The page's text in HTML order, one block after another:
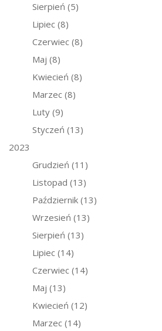
Sierpień (5)
Lipiec (8)
Czerwiec (8)
Maj (8)
Kwiecień (8)
Marzec (8)
Luty (9)
Styczeń (13)
2023
Grudzień (11)
Listopad (13)
Październik (13)
Wrzesień (13)
Sierpień (13)
Lipiec (14)
Czerwiec (14)
Maj (13)
Kwiecień (12)
Marzec (14)